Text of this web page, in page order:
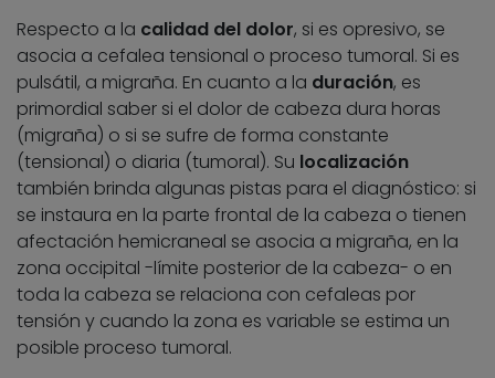
Respecto a la calidad del dolor, si es opresivo, se
asocia a cefalea tensional o proceso tumoral. Si es
pulsátil, a migraña. En cuanto a la duración, es
primordial saber si el dolor de cabeza dura horas
(migraña) o si se sufre de forma constante
(tensional) o diaria (tumoral). Su localización
también brinda algunas pistas para el diagnóstico: si
se instaura en la parte frontal de la cabeza o tienen
afectación hemicraneal se asocia a migraña, en la
zona occipital -límite posterior de la cabeza- o en
toda la cabeza se relaciona con cefaleas por
tensión y cuando la zona es variable se estima un
posible proceso tumoral.